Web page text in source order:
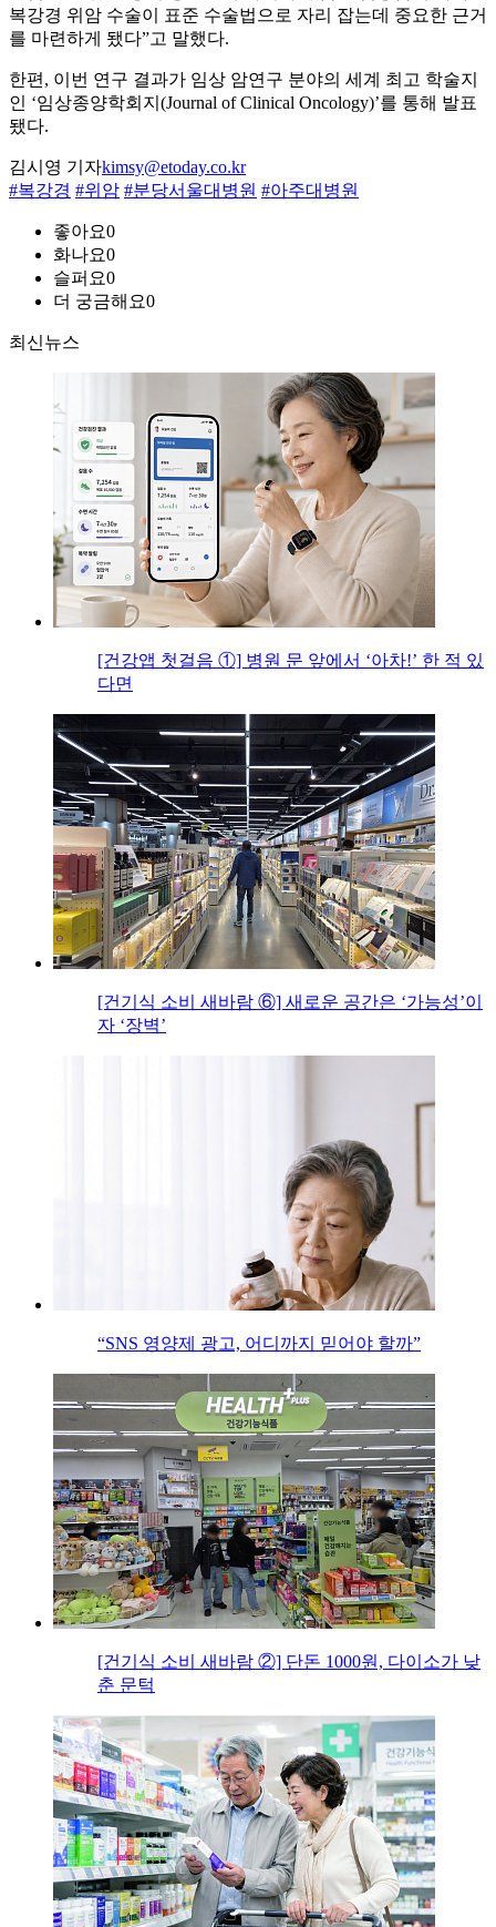
복강경 위암 수술이 표준 수술법으로 자리 잡는데 중요한 근거
를 마련하게 됐다”고 말했다.
한편, 이번 연구 결과가 임상 암연구 분야의 세계 최고 학술지
인 ‘임상종양학회지(Journal of Clinical Oncology)’를 통해 발표
됐다.
김시영 기자kimsy@etoday.co.kr
#복강경 #위암 #분당서울대병원 #아주대병원
좋아요0
화나요0
슬퍼요0
더 궁금해요0
최신뉴스
[건강앱 첫걸음 ①] 병원 문 앞에서 ‘아차!’ 한 적 있
다면
[건기식 소비 새바람 ⑥] 새로운 공간은 ‘가능성’이
자 ‘장벽’
“SNS 영양제 광고, 어디까지 믿어야 할까”
[건기식 소비 새바람 ②] 단돈 1000원, 다이소가 낮
춘 문턱